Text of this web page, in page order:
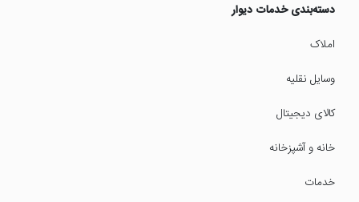
دسته‌بندی خدمات دیوار
املاک
وسایل نقلیه
کالای دیجیتال
خانه و آشپزخانه
خدمات